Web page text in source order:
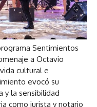
Sentimientos
a Octavio
cultural e
evocó su
y la sensibilidad
como jurista y notario